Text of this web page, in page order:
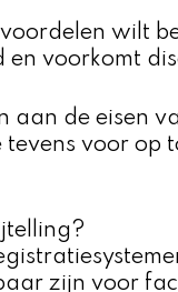
wilt
voorkomt
aan de eisen
voor op
zijn voor